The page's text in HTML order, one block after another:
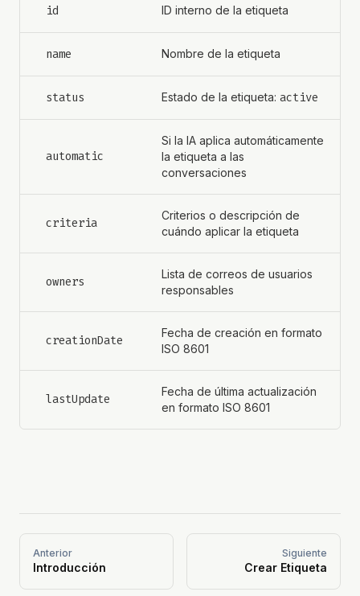
id ID interno de la etiqueta
name Nombre de la etiqueta
status Estado de la etiqueta: active
automatic
Si la IA aplica automáticamente
la etiqueta a las
conversaciones
criteria
Criterios o descripción de
cuándo aplicar la etiqueta
owners
Lista de correos de usuarios
responsables
creationDate
Fecha de creación en formato
ISO 8601
lastUpdate
Fecha de última actualización
en formato ISO 8601
Anterior
Introducción
Siguiente
Crear Etiqueta